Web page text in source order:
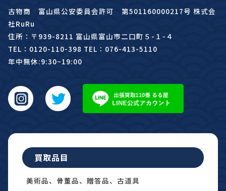
古物商 富山県公安委員会許可 第501160000217号 株式会
社RuRu
住所：〒939-8211 富山県富山市二口町５-１-４
TEL：0120-110-398 TEL：076-413-5110
年中無休:9:30~19:00
買取品目
美術品、骨董品、贈答品、古道具